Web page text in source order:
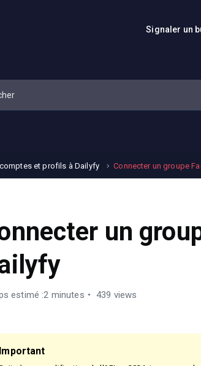
Signaler un
et profils à Dailyfy Connecter un groupe
un
estimé :2 minutes 439 views
Important